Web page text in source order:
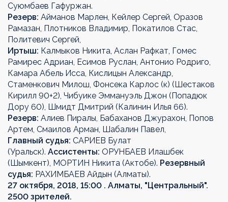
Суюмбаев Гафуржан.
Резерв: Айманов Марлен, Кейлер Сергей, Оразов
Рамазан, Плотников Владимир, Покатилов Стас,
Политевич Сергей,
Иртыш: Калмыков Никита, Аслан Рафкат, Гомес
Рамирес Адриан, Есимов Руслан, Антонио Родриго,
Камара Абель Исса, Кислицын Александр,
Стаменкович Милош, Фонсека Карлос (к) (Шестаков
Кирилл 90+2), Чибуике Эммануэль Джон (Попадюк
Дору 60), Шмидт Дмитрий (Калинин Илья 66).
Резерв: Алиев Пиралы, Бабаханов Джурахон, Попов
Артем, Смаилов Арман, Шабалин Павел,
Главный судья: САРИЕВ Булат
(Уральск). Ассистенты: ОРУНБАЕВ Илашбек
(Шымкент), МОРТИН Никита (Актобе). Резервный
судья: РАХИМБАЕВ Айдын (Алматы).
27 октября, 2018, 15:00 . Алматы, "Центральный".
2500 зрителей.